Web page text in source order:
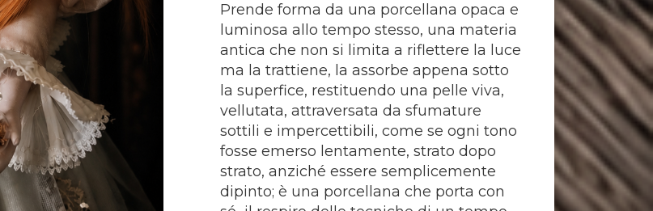
Prende forma da una porcellana opaca e
luminosa allo tempo stesso, una materia
antica che non si limita a riflettere la luce
ma la trattiene, la assorbe appena sotto
la superfice, restituendo una pelle viva,
vellutata, attraversata da sfumature
sottili e impercettibili, come se ogni tono
fosse emerso lentamente, strato dopo
strato, anziché essere semplicemente
dipinto; è una porcellana che porta con